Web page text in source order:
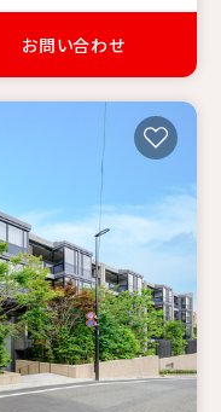
お問い合わせ